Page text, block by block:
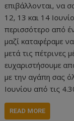
επιβάλλονται, να
12, 13 και 14
περισσότερο από
μαζί καταφέραμε
μετά τις πέτρινες
ευχαριστήσουμε
με την αγάπη σας
Ιουνίου από τις
READ MORE